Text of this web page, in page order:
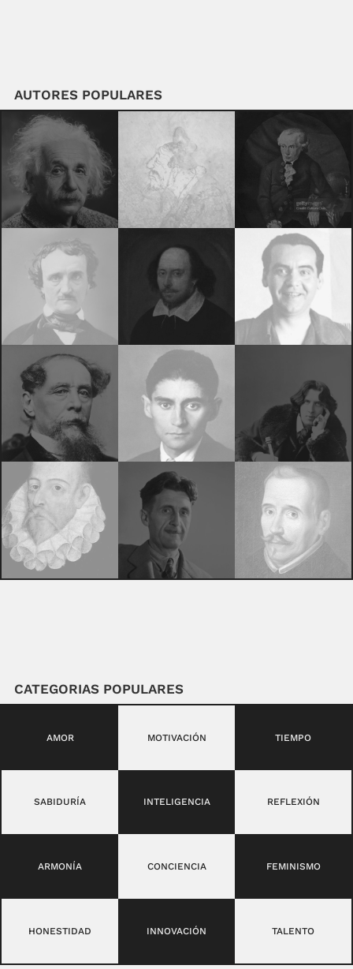
AUTORES POPULARES
CATEGORIAS POPULARES
AMOR MOTIVACIÓN TIEMPO
SABIDURÍA INTELIGENCIA REFLEXIÓN
ARMONÍA CONCIENCIA FEMINISMO
HONESTIDAD INNOVACIÓN TALENTO